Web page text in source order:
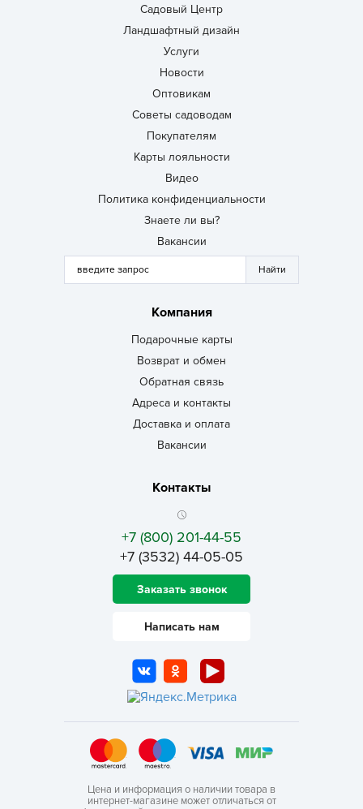
Садовый Центр
Ландшафтный дизайн
Услуги
Новости
Оптовикам
Советы садоводам
Покупателям
Карты лояльности
Видео
Политика конфиденциальности
Знаете ли вы?
Вакансии
Компания
Подарочные карты
Возврат и обмен
Обратная связь
Адреса и контакты
Доставка и оплата
Вакансии
Контакты
+7 (800) 201-44-55
+7 (3532) 44-05-05
Заказать звонок
Написать нам
Цена и информация о наличии товара в
интернет-магазине может отличаться от